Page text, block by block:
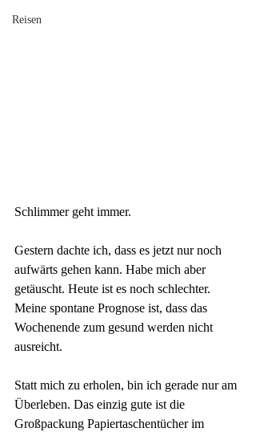
Reisen
Schlimmer geht immer.
Gestern dachte ich, dass es jetzt nur noch
aufwärts gehen kann. Habe mich aber
getäuscht. Heute ist es noch schlechter.
Meine spontane Prognose ist, dass das
Wochenende zum gesund werden nicht
ausreicht.
Statt mich zu erholen, bin ich gerade nur am
Überleben. Das einzig gute ist die
Großpackung Papiertaschentücher im